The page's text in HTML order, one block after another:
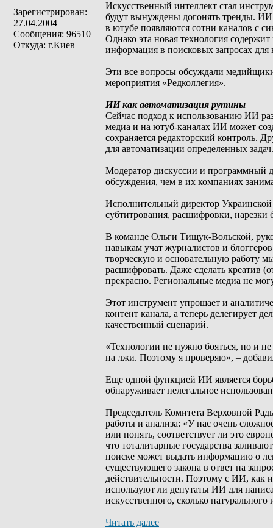
Зарегистрирован:
27.04.2004
Сообщения: 96510
Откуда: г.Киев
Искусственный интеллект стал
будут вынуждены догонять тренды. ИИ
в ютубе появляются сотни каналов с
Однако эта новая технология
информация в поисковых запросах
Эти все вопросы обсуждали
мероприятия «Редколлегия».
ИИ как автоматизация рутины
Сейчас подход к использованию ИИ
медиа и на ютуб-каналах ИИ может
сохраняется редакторский контроль.
для автоматизации определенных задач.
Модератор дискуссии и программный
обсуждения, чем в их компаниях
Исполнительный директор
субтитрования, расшифровки,
В команде Ольги Тищук-Вольской,
навыкам учат журналистов и
творческую и основательную работу
расшифровать. Даже сделать креатив
прекрасно. Региональные медиа не
Этот инструмент упрощает и
контент канала, а теперь делегирует
качественный сценарий.
«Технологии не нужно бояться, но и
на лжи. Поэтому я проверяю», –
Еще одной функцией ИИ является
обнаруживает нелегальное
Председатель Комитета Верховной
работы и анализа: «У нас очень
или понять, соответствует ли это
что тоталитарные государства
поиске может выдать информацию о
существующего закона в ответ на
действительности. Поэтому с ИИ, как
используют ли депутаты ИИ для
искусственного, сколько натурального
Читать далее